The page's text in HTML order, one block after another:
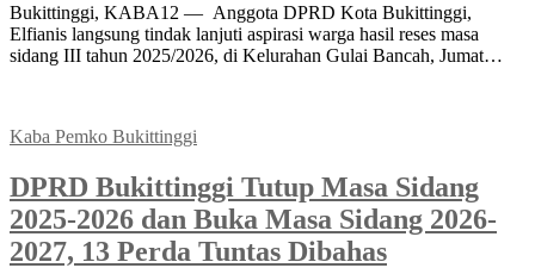
Bukittinggi, KABA12 — Anggota DPRD Kota Bukittinggi,
Elfianis langsung tindak lanjuti aspirasi warga hasil reses masa
sidang III tahun 2025/2026, di Kelurahan Gulai Bancah, Jumat…
Kaba Pemko Bukittinggi
DPRD Bukittinggi Tutup Masa Sidang
2025-2026 dan Buka Masa Sidang 2026-
2027, 13 Perda Tuntas Dibahas